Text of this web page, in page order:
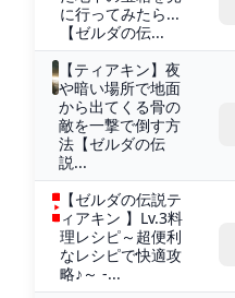
に行ってみたら...
【ゼルダの伝...
【ティアキン】夜
や暗い場所で地面
から出てくる骨の
敵を一撃で倒す方
法【ゼルダの伝
説...
【ゼルダの伝説テ
ィアキン 】Lv.3料
理レシピ～超便利
なレシピで快適攻
略♪～ -...